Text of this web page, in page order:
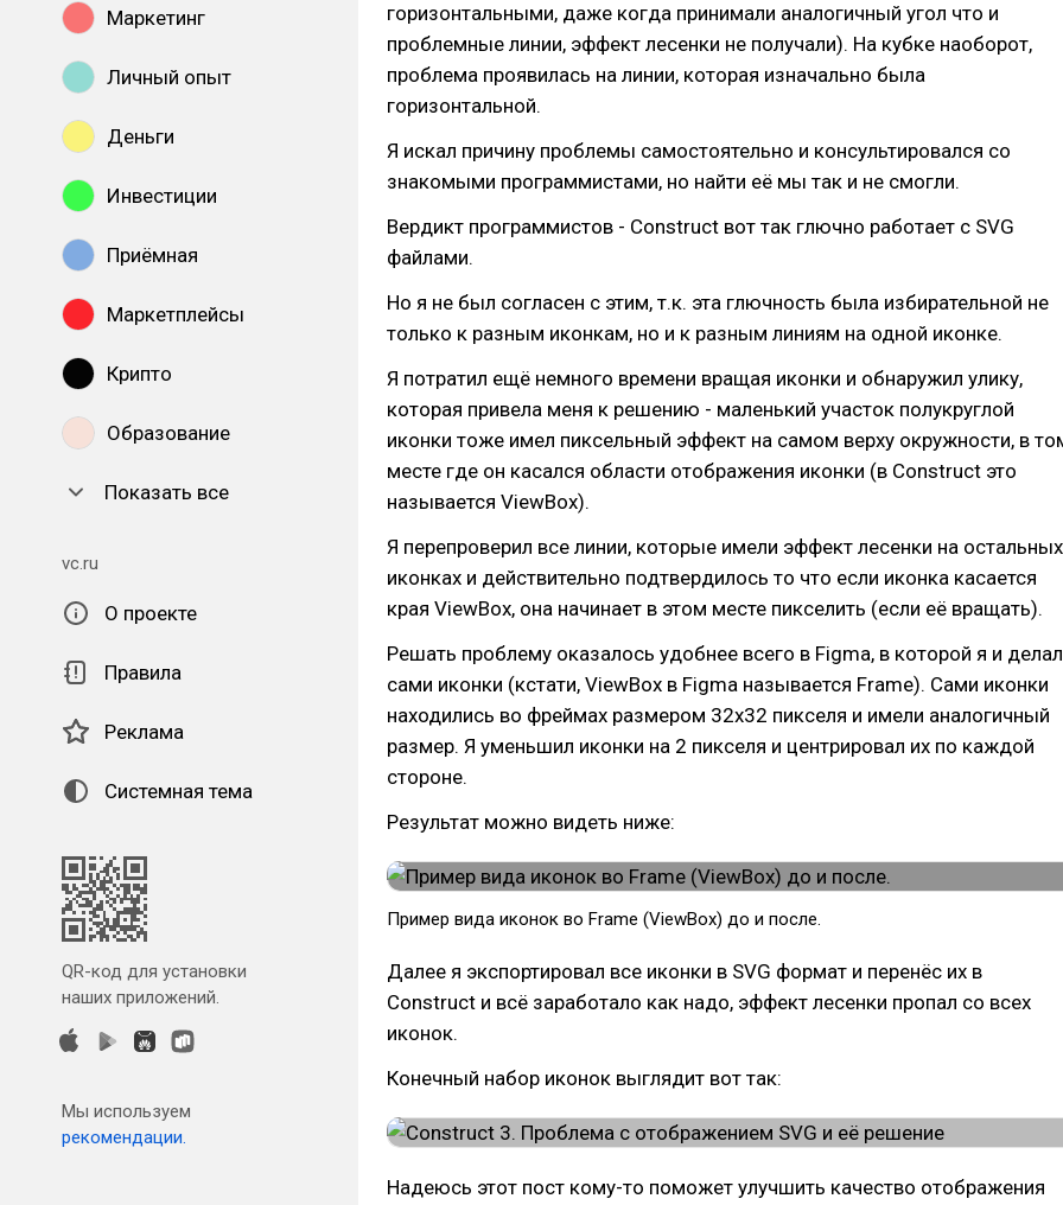
Маркетинг
Личный опыт
Деньги
Инвестиции
Приёмная
Маркетплейсы
Крипто
Образование
Показать все
vc.ru
О проекте
Правила
Реклама
Системная тема
QR-код для установки
наших приложений.
Мы используем
рекомендации.
горизонтальными, даже когда принимали аналогичный угол что и
проблемные линии, эффект лесенки не получали). На кубке наоборот,
проблема проявилась на линии, которая изначально была
горизонтальной.
Я искал причину проблемы самостоятельно и консультировался со
знакомыми программистами, но найти её мы так и не смогли.
Вердикт программистов - Construct вот так глючно работает с SVG
файлами.
Но я не был согласен с этим, т.к. эта глючность была избирательной не
только к разным иконкам, но и к разным линиям на одной иконке.
Я потратил ещё немного времени вращая иконки и обнаружил улику,
которая привела меня к решению - маленький участок полукруглой
иконки тоже имел пиксельный эффект на самом верху окружности, в
месте где он касался области отображения иконки (в Construct это
называется ViewBox).
Я перепроверил все линии, которые имели эффект лесенки на остальных
иконках и действительно подтвердилось то что если иконка касается
края ViewBox, она начинает в этом месте пикселить (если её вращать).
Решать проблему оказалось удобнее всего в Figma, в которой я и делал
сами иконки (кстати, ViewBox в Figma называется Frame). Сами иконки
находились во фреймах размером 32х32 пикселя и имели аналогичный
размер. Я уменьшил иконки на 2 пикселя и центрировал их по каждой
стороне.
Результат можно видеть ниже:
Пример вида иконок во Frame (ViewBox) до и после.
Далее я экспортировал все иконки в SVG формат и перенёс их в
Construct и всё заработало как надо, эффект лесенки пропал со всех
иконок.
Конечный набор иконок выглядит вот так:
Надеюсь этот пост кому-то поможет улучшить качество отображения